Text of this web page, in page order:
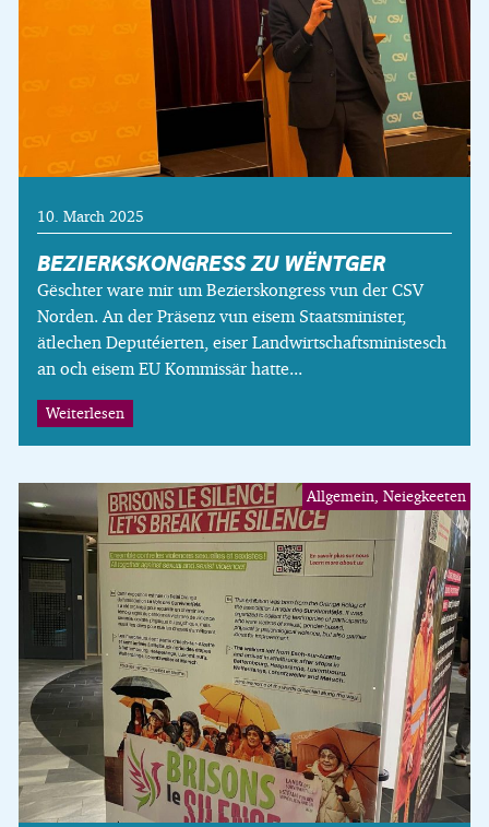
BEZIERKSKONGRESS ZU WËNTGER
Gëschter ware mir um Bezierskongress vun der CSV
Norden. An der Präsenz vun eisem Staatsminister,
ätlechen Deputéierten, eiser Landwirtschaftsministesch
an och eisem EU Kommissär hatte...
Weiterlesen
10. March 2025
Allgemein, Neiegkeeten